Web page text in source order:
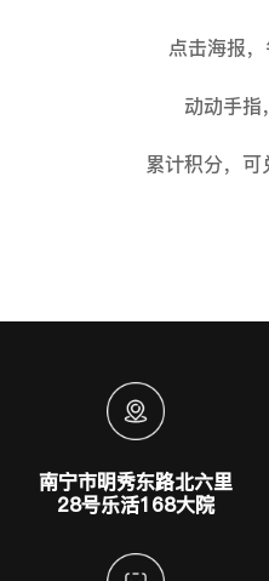
点击海报
动动手指
累计积分，
南宁市明秀东路北六里
28号乐活168大院